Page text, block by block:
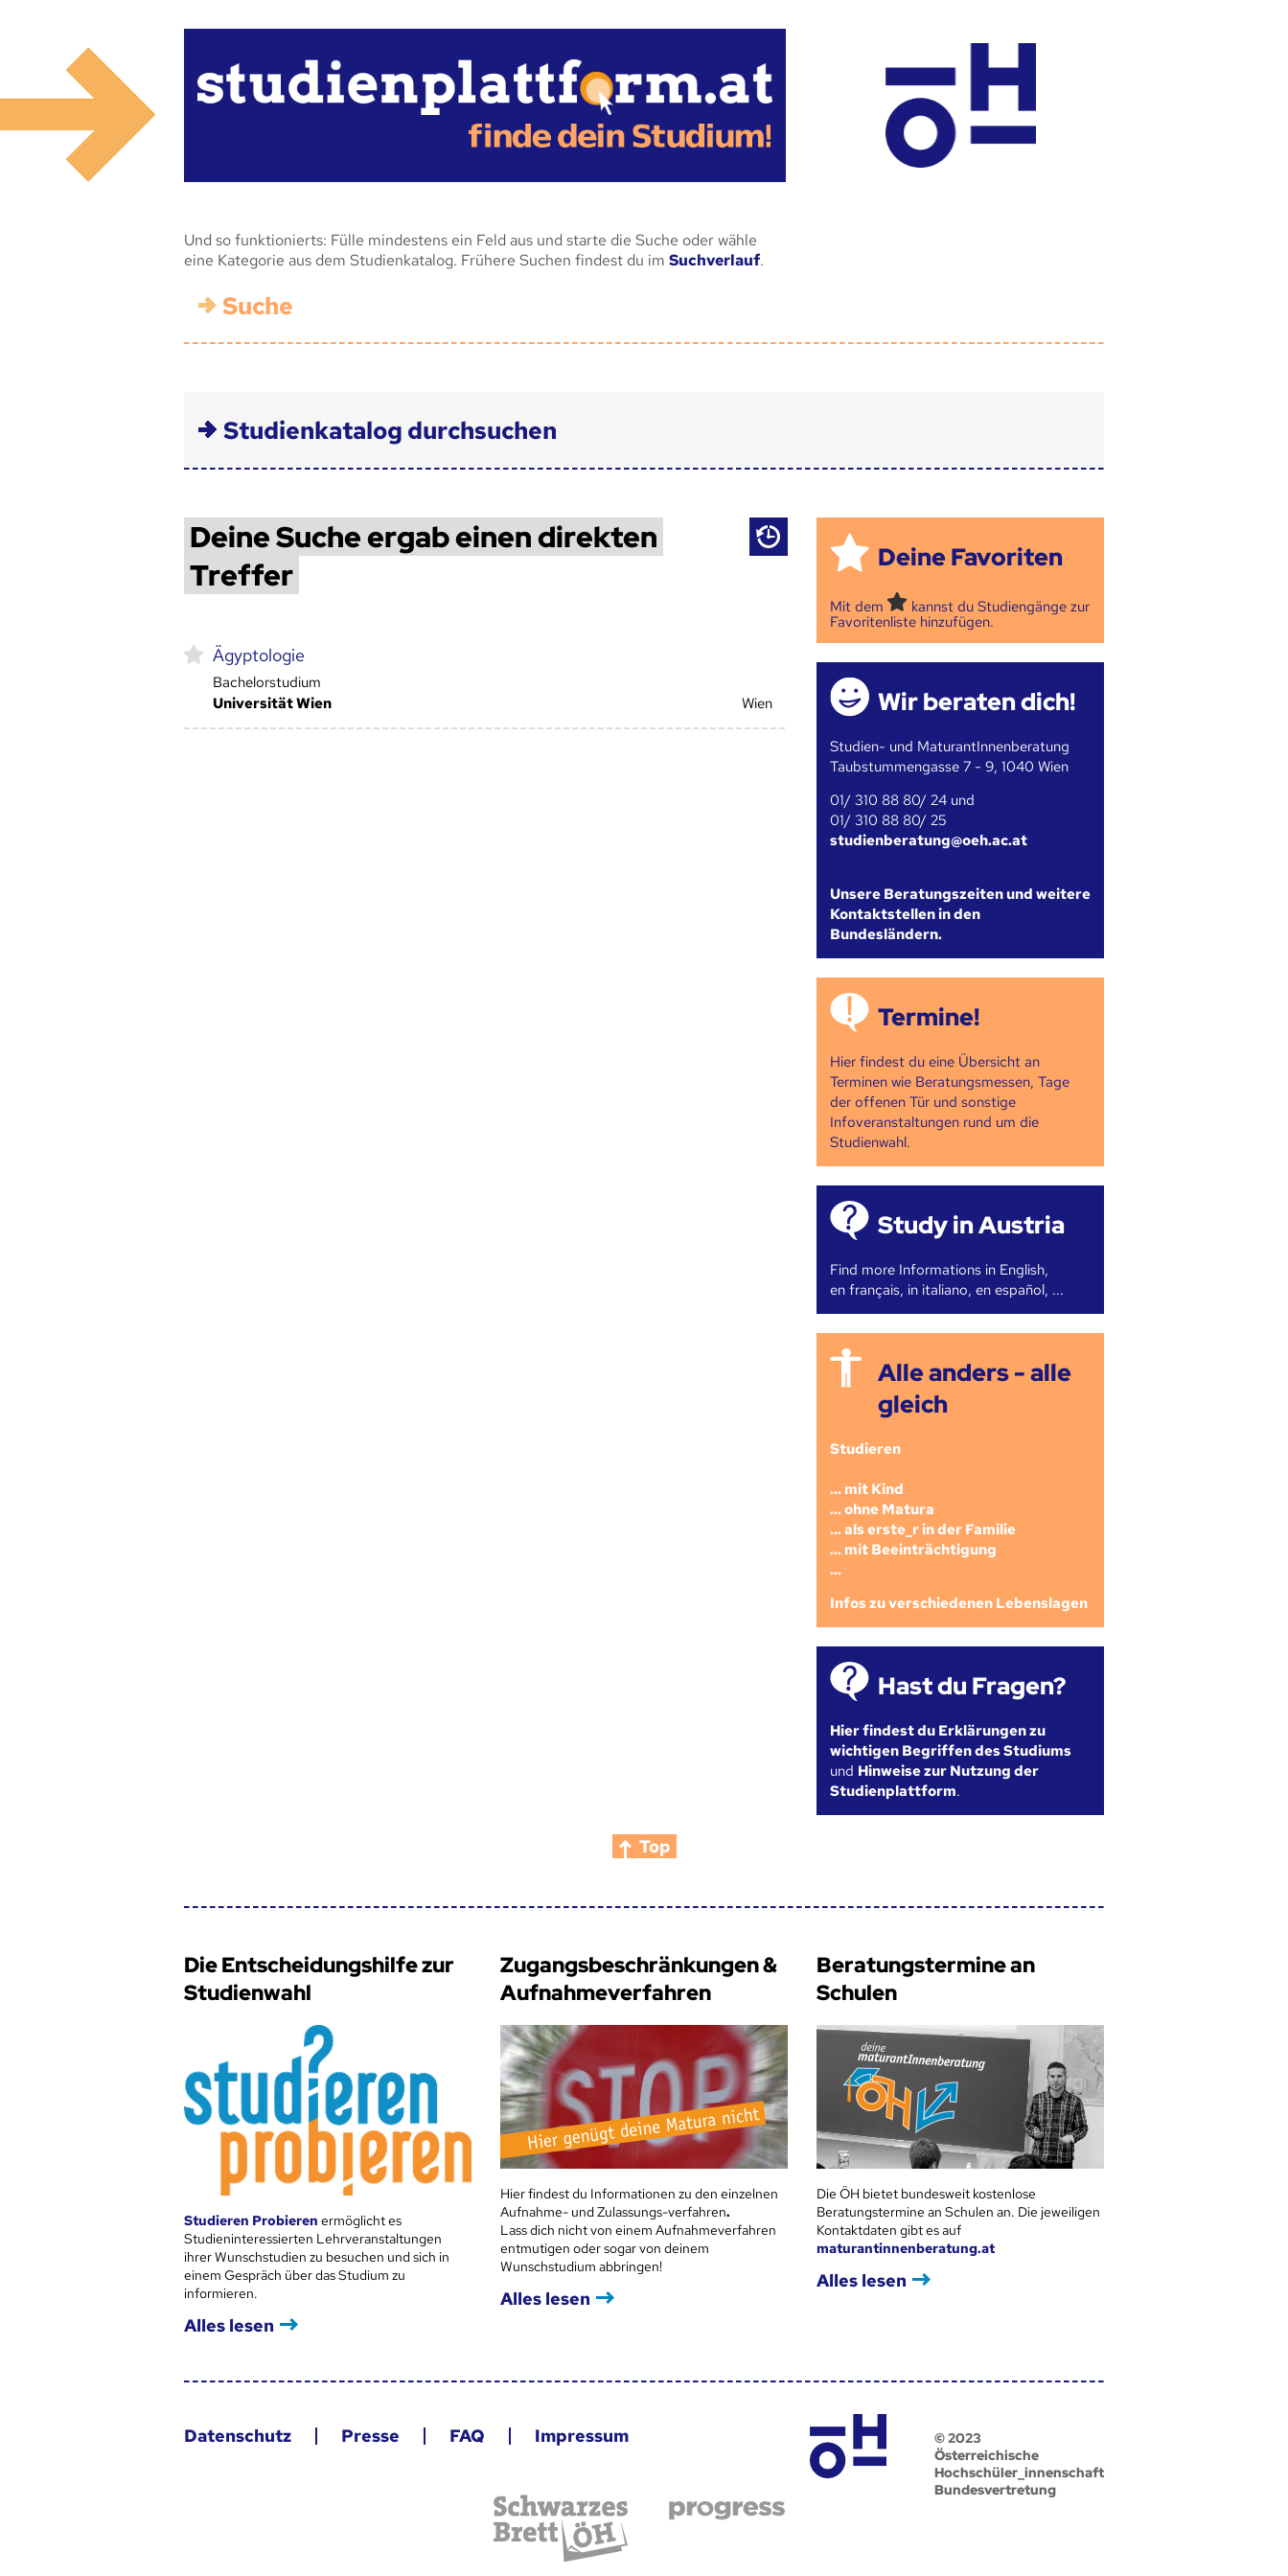
Und so funktionierts: Fülle mindestens ein Feld aus und starte die Suche oder wähle
eine Kategorie aus dem Studienkatalog. Frühere Suchen findest du im Suchverlauf.
Suche
Studienkatalog durchsuchen
Deine Suche ergab einen direkten
Treffer
Ägyptologie
Bachelorstudium
Universität Wien
Wien
Deine Favoriten
Mit dem
kannst du Studiengänge zur
Favoritenliste hinzufügen.
Wir beraten dich!
Studien- und MaturantInnenberatung
Taubstummengasse 7 - 9, 1040 Wien
01/ 310 88 80/ 24 und
01/ 310 88 80/ 25
studienberatung@oeh.ac.at
Unsere Beratungszeiten und weitere
Kontaktstellen in den
Bundesländern.
Termine!
Hier findest du eine Übersicht an
Terminen wie Beratungsmessen, Tage
der offenen Tür und sonstige
Infoveranstaltungen rund um die
Studienwahl.
Study in Austria
Find more Informations in English,
en français, in italiano, en español, ...
Alle anders - alle
gleich
Studieren
... mit Kind
... ohne Matura
... als erste_r in der Familie
... mit Beeinträchtigung
...
Infos zu verschiedenen Lebenslagen
Hast du Fragen?
Hier findest du Erklärungen zu
wichtigen Begriffen des Studiums
und Hinweise zur Nutzung der
Studienplattform.
Top
Die Entscheidungshilfe zur
Studienwahl
Studieren Probieren ermöglicht es
Studieninteressierten Lehrveranstaltungen
ihrer Wunschstudien zu besuchen und sich in
einem Gespräch über das Studium zu
informieren.
Alles lesen
Zugangsbeschränkungen &
Aufnahmeverfahren
Hier findest du Informationen zu den einzelnen
Aufnahme- und Zulassungs-verfahren.
Lass dich nicht von einem Aufnahmeverfahren
entmutigen oder sogar von deinem
Wunschstudium abbringen!
Alles lesen
Beratungstermine an
Schulen
Die ÖH bietet bundesweit kostenlose
Beratungstermine an Schulen an. Die jeweiligen
Kontaktdaten gibt es auf
maturantinnenberatung.at
Alles lesen
Datenschutz Presse FAQ Impressum
© 2023
Österreichische
Hochschüler_innenschaft
Bundesvertretung